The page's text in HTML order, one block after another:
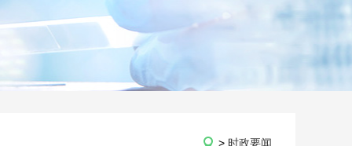
> 时政要闻